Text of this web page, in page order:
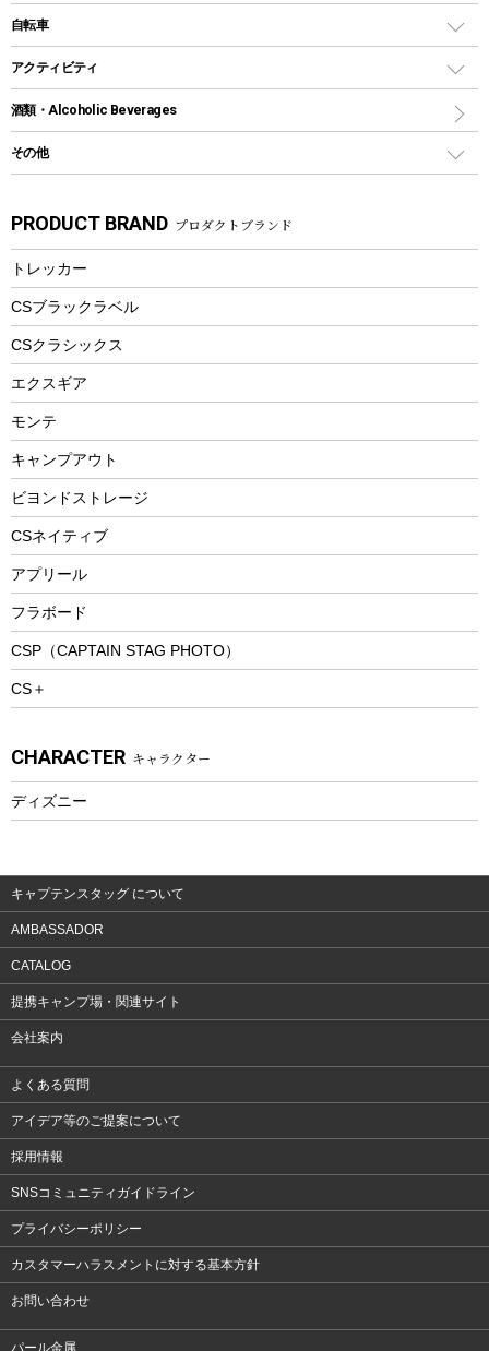
グランドシート
ガイドロープ
ツール
焚き火台&ストーブ
火起こし
バーベキューツール
クッキングツール
ナイフ
カトラリー
マグカップ、カップ
ステンレスボトル
フードボトル
トレー
ランチョンマット
ランチボックス
ディズニーボトル
保冷剤
リュック、バックパック
トートバッグ、サコッシュ
ショッピングキャリー
その他アウトドア雑貨
スプレー関係
ツール、他
インフレータブル
カヤック
パドル
ヘルメット
エアーポンプ
アクセサリー
自転車
折りたたみ自転車
スポーツサイクル
シティサイクル
自転車ウェア
アクティビティ
マリン
ラッシュガード
パラソル
フローティングベスト
ヘルメット
エアーポンプ
ビーチテント
ウィンター
スノーシュー
防寒ウェア
トレッキング
トレッキングアクセサリー
プレイグッズ
ウェルネス
ウェア、タオル
ウェア
酒類・Alcoholic Beverages
その他
湯たんぽ
防災用品
PRODUCT BRAND プロダクトブランド
トレッカー
CSブラックラベル
CSクラシックス
エクスギア
モンテ
キャンプアウト
ビヨンドストレージ
CSネイティブ
アプリール
フラボード
CSP（CAPTAIN STAG PHOTO）
CS＋
CHARACTER キャラクター
ディズニー
キャプテンスタッグ について
AMBASSADOR
CATALOG
提携キャンプ場・関連サイト
会社案内
よくある質問
アイデア等のご提案について
採用情報
SNSコミュニティガイドライン
プライバシーポリシー
カスタマーハラスメントに対する基本方針
お問い合わせ
パール金属